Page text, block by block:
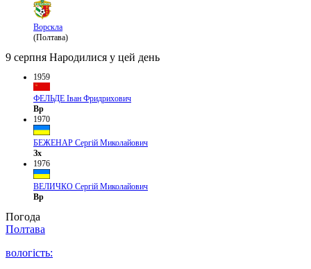
Ворскла
(Полтава)
9 серпня Народилися у цей день
1959
ФЕЛЬДЕ Іван Фридрихович
Вр
1970
БЕЖЕНАР Сергій Миколайович
Зх
1976
ВЕЛИЧКО Сергій Миколайович
Вр
Погода
Полтава
вологість: